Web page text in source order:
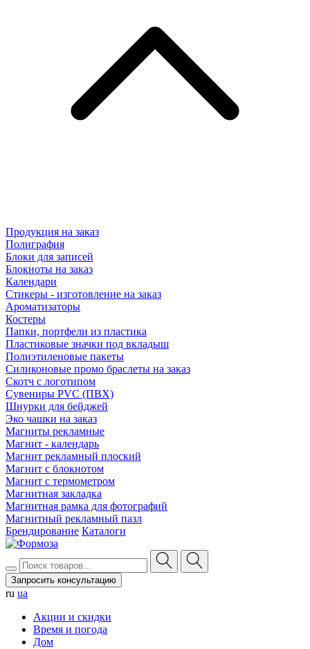
Продукция на заказ
Полиграфия
Блоки для записей
Блокноты на заказ
Календари
Стикеры - изготовление на заказ
Ароматизаторы
Костеры
Папки, портфели из пластика
Пластиковые значки под вкладыш
Полиэтиленовые пакеты
Силиконовые промо браслеты на заказ
Скотч с логотипом
Сувениры PVC (ПВХ)
Шнурки для бейджей
Эко чашки на заказ
Магниты рекламные
Магнит - календарь
Магнит рекламный плоский
Магнит с блокнотом
Магнит с термометром
Магнитная закладка
Магнитная рамка для фотографий
Магнитный рекламный пазл
Брендирование Каталоги
Запросить консультацию
ru ua
Акции и скидки
Время и погода
Дом